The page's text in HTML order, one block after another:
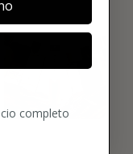
completo